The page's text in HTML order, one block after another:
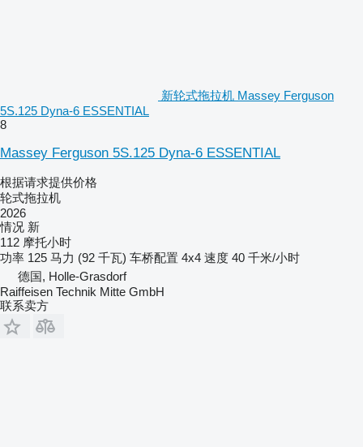
新轮式拖拉机 Massey Ferguson
5S.125 Dyna-6 ESSENTIAL
8
Massey Ferguson 5S.125 Dyna-6 ESSENTIAL
根据请求提供价格
轮式拖拉机
2026
情况 新
112 摩托小时
功率 125 马力 (92 千瓦) 车桥配置 4x4 速度 40 千米/小时
德国, Holle-Grasdorf
Raiffeisen Technik Mitte GmbH
联系卖方